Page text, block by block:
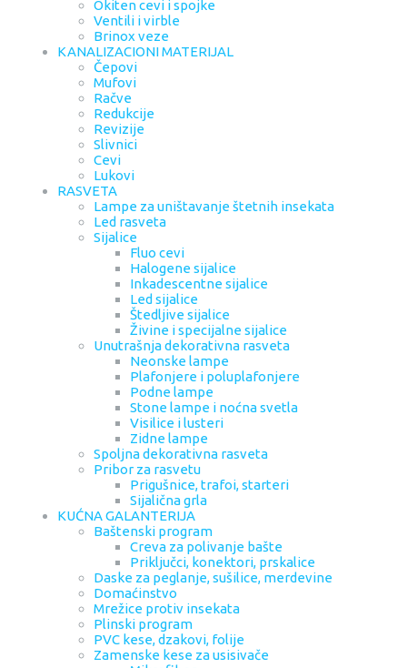
Okiten cevi i spojke
Ventili i virble
Brinox veze
KANALIZACIONI MATERIJAL
Čepovi
Mufovi
Račve
Redukcije
Revizije
Slivnici
Cevi
Lukovi
RASVETA
Lampe za uništavanje štetnih insekata
Led rasveta
Sijalice
Fluo cevi
Halogene sijalice
Inkadescentne sijalice
Led sijalice
Štedljive sijalice
Živine i specijalne sijalice
Unutrašnja dekorativna rasveta
Neonske lampe
Plafonjere i poluplafonjere
Podne lampe
Stone lampe i noćna svetla
Visilice i lusteri
Zidne lampe
Spoljna dekorativna rasveta
Pribor za rasvetu
Prigušnice, trafoi, starteri
Sijalična grla
KUĆNA GALANTERIJA
Baštenski program
Creva za polivanje bašte
Priključci, konektori, prskalice
Daske za peglanje, sušilice, merdevine
Domaćinstvo
Mrežice protiv insekata
Plinski program
PVC kese, dzakovi, folije
Zamenske kese za usisivače